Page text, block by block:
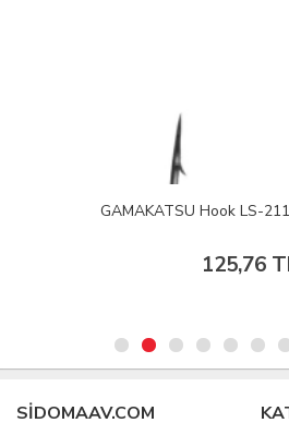
GAMAKATSU Hook LS-
125,76
SIDOMAAV.COM